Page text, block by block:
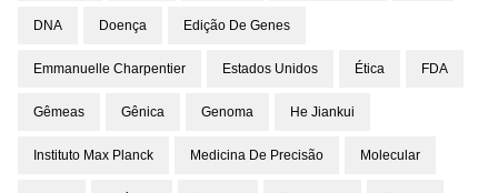
DNA Doença Edição De Genes
Emmanuelle Charpentier Estados Unidos Ética FDA
Gêmeas Gênica Genoma He Jiankui
Instituto Max Planck Medicina De Precisão Molecular